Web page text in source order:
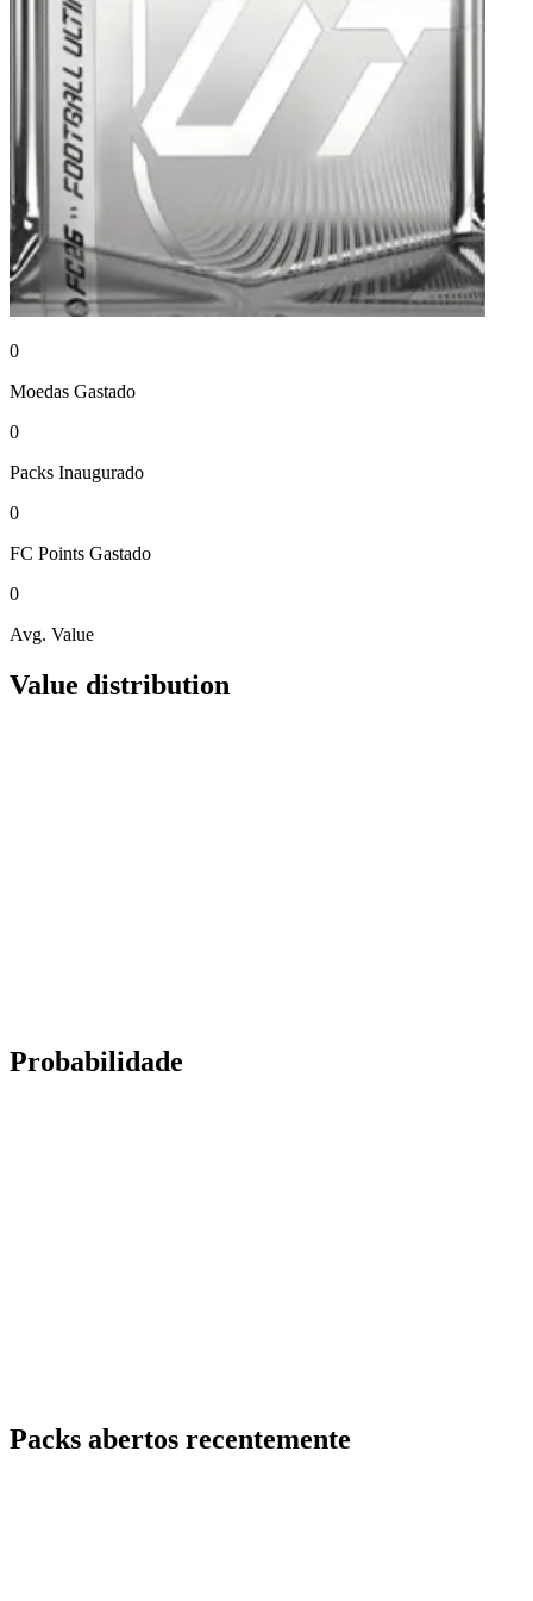
0
Moedas Gastado
0
Packs Inaugurado
0
FC Points Gastado
0
Avg. Value
Value distribution
Probabilidade
Packs abertos recentemente